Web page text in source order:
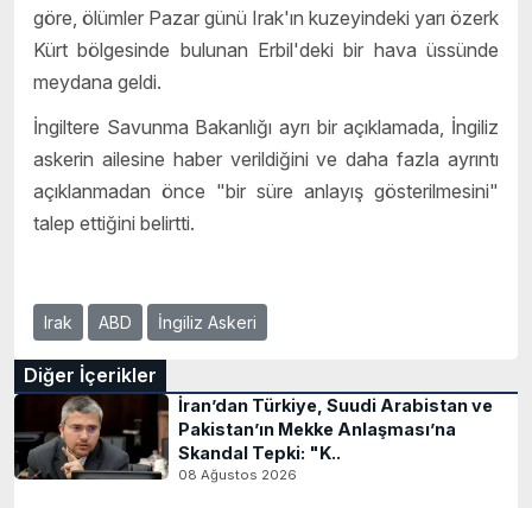
göre, ölümler Pazar günü Irak'ın kuzeyindeki yarı özerk
Kürt bölgesinde bulunan Erbil'deki bir hava üssünde
meydana geldi.
İngiltere Savunma Bakanlığı ayrı bir açıklamada, İngiliz
askerin ailesine haber verildiğini ve daha fazla ayrıntı
açıklanmadan önce "bir süre anlayış gösterilmesini"
talep ettiğini belirtti.
Irak ABD İngiliz Askeri
Diğer İçerikler
İran’dan Türkiye, Suudi Arabistan ve
Pakistan’ın Mekke Anlaşması’na
Skandal Tepki: "K..
08 Ağustos 2026